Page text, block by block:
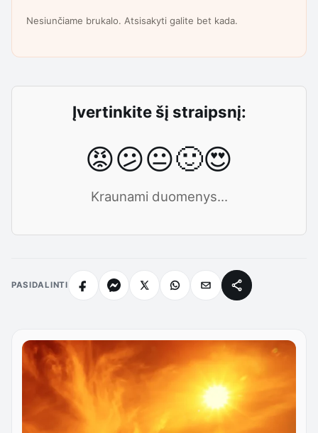
Nesiunčiame brukalo. Atsisakyti galite bet kada.
Įvertinkite šį straipsnį:
😡😕😐🙂😍
Kraunami duomenys...
PASIDALINTI